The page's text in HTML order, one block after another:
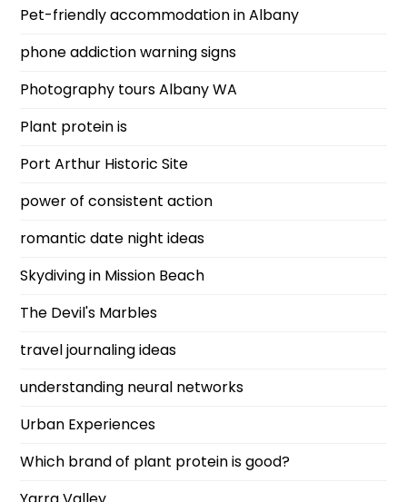
Pet-friendly accommodation in Albany
phone addiction warning signs
Photography tours Albany WA
Plant protein is
Port Arthur Historic Site
power of consistent action
romantic date night ideas
Skydiving in Mission Beach
The Devil's Marbles
travel journaling ideas
understanding neural networks
Urban Experiences
Which brand of plant protein is good?